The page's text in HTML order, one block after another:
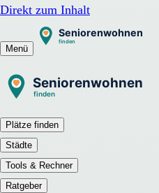
Direkt zum Inhalt
Menü
Plätze finden
Städte
Tools & Rechner
Ratgeber